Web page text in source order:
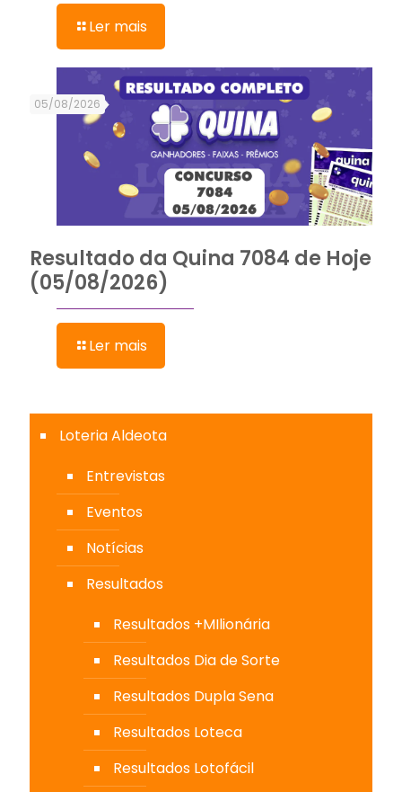
Ler mais
05/08/2026
Resultado da Quina 7084 de Hoje
(05/08/2026)
Ler mais
Loteria Aldeota
Entrevistas
Eventos
Notícias
Resultados
Resultados +MIlionária
Resultados Dia de Sorte
Resultados Dupla Sena
Resultados Loteca
Resultados Lotofácil